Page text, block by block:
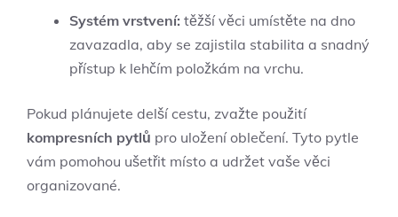
Systém vrstvení: těžší věci umístěte na dno
zavazadla, aby se zajistila stabilita a snadný
přístup k lehčím položkám na vrchu.
Pokud plánujete delší cestu, zvažte použití
kompresních pytlů pro uložení oblečení. Tyto pytle
vám pomohou ušetřit místo a udržet vaše věci
organizované.